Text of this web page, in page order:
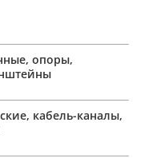
опоры,
кабель-каналы,